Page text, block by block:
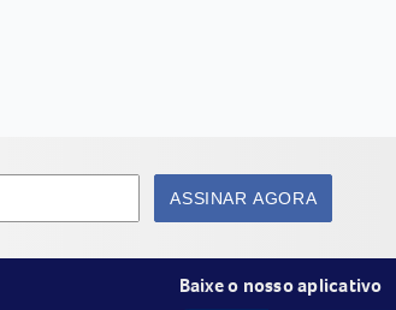
ASSINAR AGORA
Baixe o nosso aplicativo